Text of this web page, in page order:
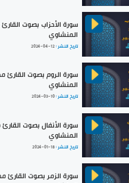
سورة الأحزاب بصوت
المنشاوي
تاريخ النشر :2024-04-12
سورة الروم بصوت
المنشاوي
تاريخ النشر :2024-03-10
سورة الأنفال بصوت
المنشاوي
تاريخ النشر :2024-01-18
سورة الزمر بصوت